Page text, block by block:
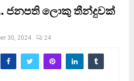
ජනපති ලොකු තීන්දුවක්
30, 2024 24